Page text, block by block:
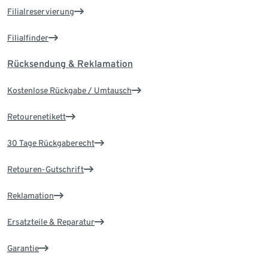
Filialreservierung
Filialfinder
Rücksendung & Reklamation
Kostenlose Rückgabe / Umtausch
Retourenetikett
30 Tage Rückgaberecht
Retouren-Gutschrift
Reklamation
Ersatzteile & Reparatur
Garantie